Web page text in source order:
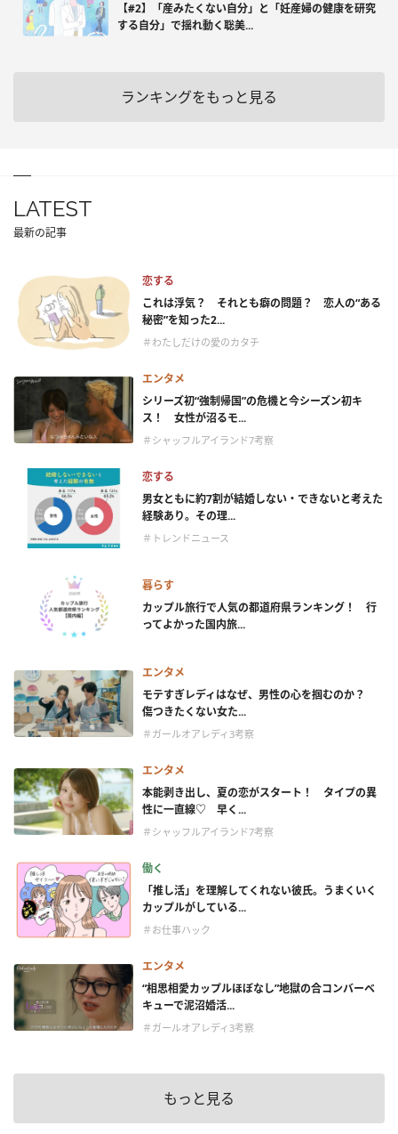
【#2】「産みたくない自分」と「妊産婦の健康を研究
する自分」で揺れ動く聡美...
ランキングをもっと見る
LATEST
最新の記事
恋する
これは浮気？ それとも癖の問題？ 恋人の“ある
秘密”を知った2...
＃わたしだけの愛のカタチ
エンタメ
シリーズ初“強制帰国”の危機と今シーズン初キ
ス！ 女性が沼るモ...
＃シャッフルアイランド7考察
恋する
男女ともに約7割が結婚しない・できないと考えた
経験あり。その理...
＃トレンドニュース
暮らす
カップル旅行で人気の都道府県ランキング！ 行
ってよかった国内旅...
エンタメ
モテすぎレディはなぜ、男性の心を掴むのか？
傷つきたくない女た...
＃ガールオアレディ3考察
エンタメ
本能剥き出し、夏の恋がスタート！ タイプの異
性に一直線♡ 早く...
＃シャッフルアイランド7考察
働く
「推し活」を理解してくれない彼氏。うまくいく
カップルがしている...
＃お仕事ハック
エンタメ
“相思相愛カップルほぼなし”地獄の合コンバーベ
キューで泥沼婚活...
＃ガールオアレディ3考察
もっと見る